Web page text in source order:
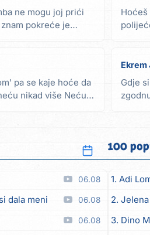
ne mogu joj prići
pokreće je
Hoćeš
pa se kaje hoće da
nikad više Neću
Gdje
06.08
dala meni 06.08
06.08
100
1. Adi
2.
3. Dino